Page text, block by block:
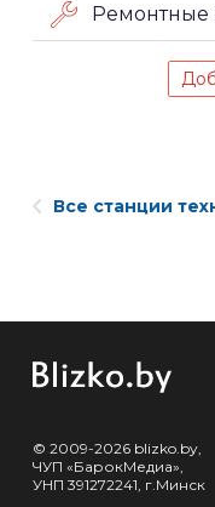
Ремонтные
Все станции
© 2009-2026 blizko.by,
ЧУП «БарокМедиа»,
УНП 391272241, г.Минск